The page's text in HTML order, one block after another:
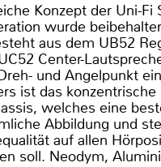
Konzept der Uni-Fi
wurde
aus dem UB52
Center-
und Angelpunkt
ist das
welches eine
Abbildung und
auf allen
soll. Neodym,